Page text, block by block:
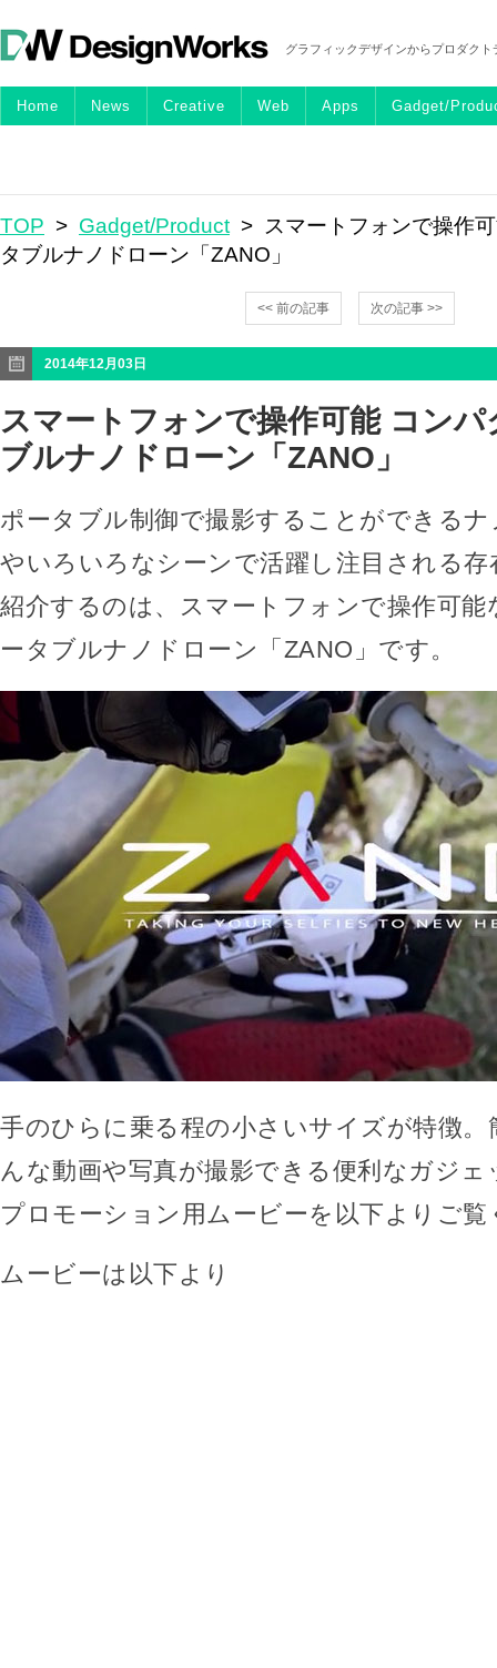
グラフィックデザインからプロダク
Home News Creative Web Apps Gadget/
TOP > Gadget/Product > スマートフォンで操作
タブルナノドローン「ZANO」
<< 前の記事 次の記事 >>
2014年12月03日
スマートフォンで操作可能 コン
ブルナノドローン「ZANO」
ポータブル制御で撮影することができる
やいろいろなシーンで活躍し注目される存
紹介するのは、スマートフォンで操作可
ータブルナノドローン「ZANO」です。
手のひらに乗る程の小さいサイズが特徴。
んな動画や写真が撮影できる便利なガジ
プロモーション用ムービーを以下よりご覧
ムービーは以下より